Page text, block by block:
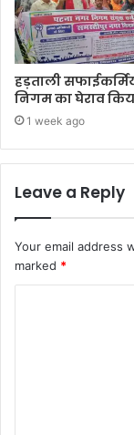
हड़ताली
निगम का घेराव
1 week ago
Leave a Reply
Your email address
marked *